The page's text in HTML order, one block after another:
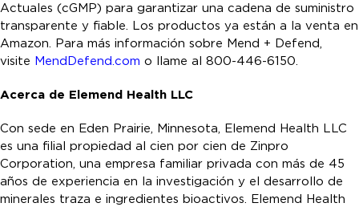
Actuales (cGMP) para garantizar una cadena de suministro
transparente y fiable. Los productos ya están a la venta en
Amazon. Para más información sobre Mend + Defend,
visite MendDefend.com o llame al 800-446-6150.
Acerca de Elemend Health LLC
Con sede en Eden Prairie, Minnesota, Elemend Health LLC
es una filial propiedad al cien por cien de Zinpro
Corporation, una empresa familiar privada con más de 45
años de experiencia en la investigación y el desarrollo de
minerales traza e ingredientes bioactivos. Elemend Health